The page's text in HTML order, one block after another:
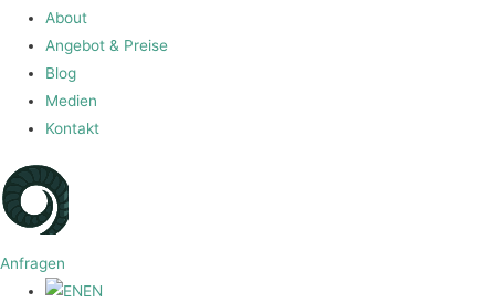
About
Angebot & Preise
Blog
Medien
Kontakt
Anfragen
EN